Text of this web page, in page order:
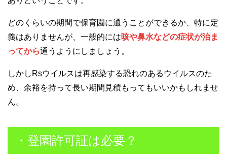
どのくらいの期間で保育園に通うことができるか、特に定
義はありませんが、一般的には咳や鼻水などの症状が治ま
ってから通うようにしましょう。
しかしRsウイルスは再感染する恐れのあるウイルスのた
め、余裕を持って長い期間見積もってもいいかもしれませ
ん。
・登園許可証は必要？